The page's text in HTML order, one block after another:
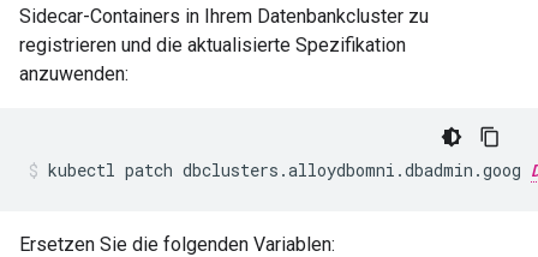
Sidecar-Containers in Ihrem Datenbankcluster zu
registrieren und die aktualisierte Spezifikation
anzuwenden:
kubectl patch dbclusters.alloydbomni.dbadmin.goog
Ersetzen Sie die folgenden Variablen: